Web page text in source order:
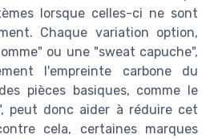
lorsque celles-ci ne sont
Chaque variation option,
ou une "sweat capuche",
l'empreinte carbone du
pièces basiques, comme le
peut donc aider à réduire cet
cela, certaines marques